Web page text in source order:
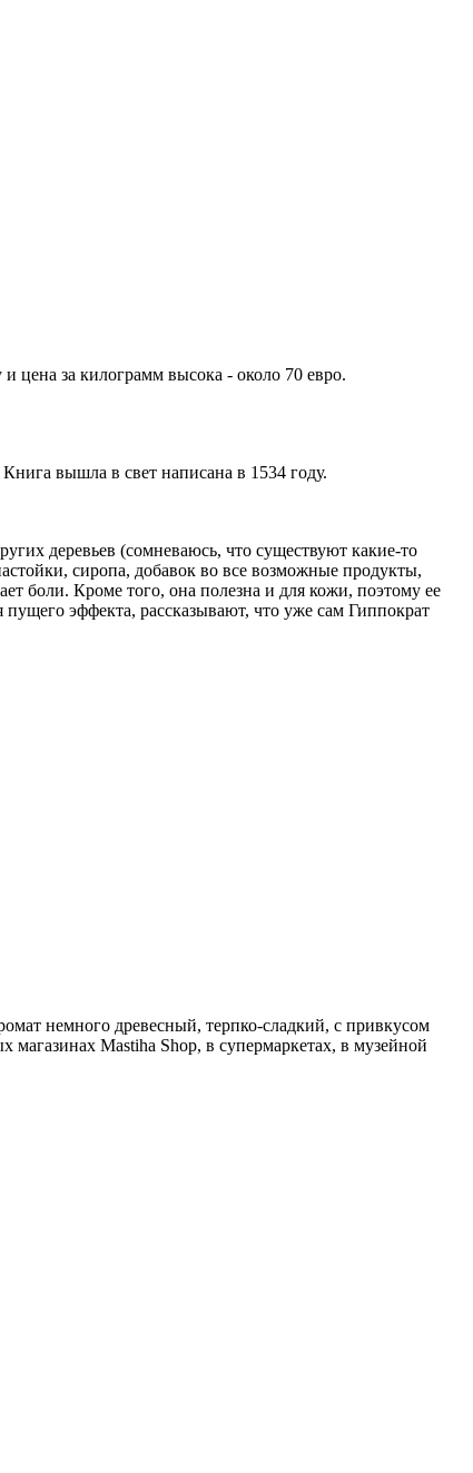
цена за килограмм высока - около 70 евро.
вышла в свет написана в 1534 году.
деревьев (сомневаюсь, что существуют какие-то
сиропа, добавок во все возможные продукты,
боли. Кроме того, она полезна и для кожи, поэтому ее
эффекта, рассказывают, что уже сам Гиппократ
немного древесный, терпко-сладкий, с привкусом
Mastiha Shop, в супермаркетах, в музейной